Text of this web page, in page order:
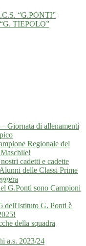
“G.PONTI”
TIEPOLO”
Giornata di allenamenti
Regionale del
cadetti e cadette
delle Classi Prime
G.Ponti sono Campioni
dell'Istituto G. Ponti è
della squadra
a.s. 2023/24